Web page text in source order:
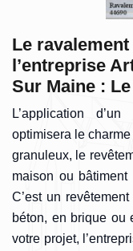
Le
l’entreprise
Sur Maine :
L’application
optimisera le
granuleux, le
maison ou
C’est un
béton, en brique ou
votre projet,